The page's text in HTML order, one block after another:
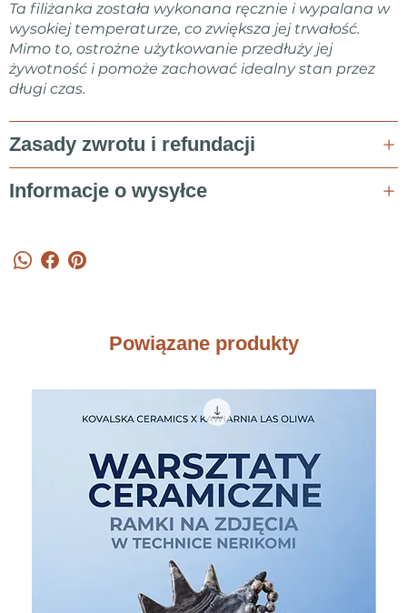
Ta filiżanka została wykonana ręcznie i wypalana w
wysokiej temperaturze, co zwiększa jej trwałość.
Mimo to, ostrożne użytkowanie przedłuży jej
żywotność i pomoże zachować idealny stan przez
długi czas.
Zasady zwrotu i refundacji
Informacje o wysyłce
Powiązane produkty